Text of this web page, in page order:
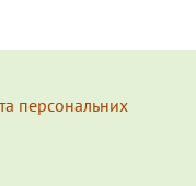
персональних